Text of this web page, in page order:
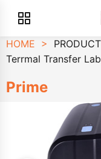
HOME > PRODUCT
Terrmal Transfer
Prime